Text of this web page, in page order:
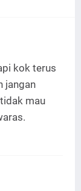
kok terus
jangan
mau